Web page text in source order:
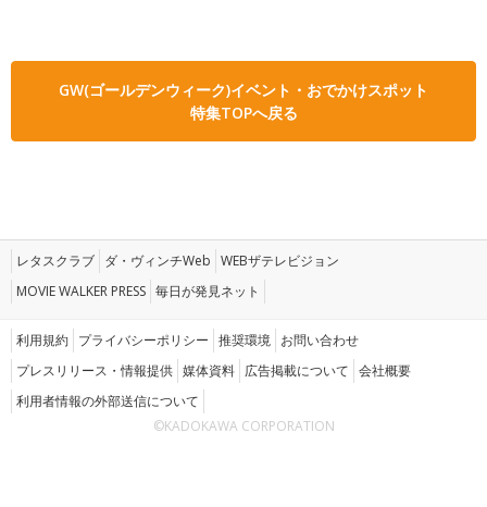
GW(ゴールデンウィーク)イベント・おでかけスポット
特集TOPへ戻る
レタスクラブ ダ・ヴィンチWeb WEBザテレビジョン
MOVIE WALKER PRESS 毎日が発見ネット
利用規約 プライバシーポリシー 推奨環境 お問い合わせ
プレスリリース・情報提供 媒体資料 広告掲載について 会社概要
利用者情報の外部送信について
©KADOKAWA CORPORATION